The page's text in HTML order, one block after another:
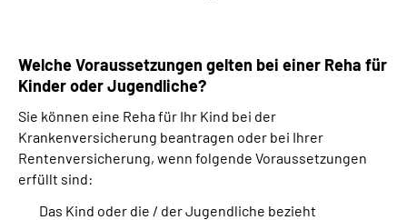
Welche Voraussetzungen gelten bei einer Reha für
Kinder oder Jugendliche?
Sie können eine Reha für Ihr Kind bei der
Krankenversicherung beantragen oder bei Ihrer
Rentenversicherung, wenn folgende Voraussetzungen
erfüllt sind:
Das Kind oder die / der Jugendliche bezieht